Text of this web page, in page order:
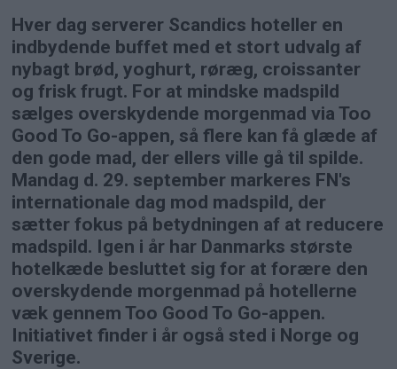
Hver dag serverer Scandics hoteller en
indbydende buffet med et stort udvalg af
nybagt brød, yoghurt, røræg, croissanter
og frisk frugt. For at mindske madspild
sælges overskydende morgenmad via Too
Good To Go-appen, så flere kan få glæde af
den gode mad, der ellers ville gå til spilde.
Mandag d. 29. september markeres FN's
internationale dag mod madspild, der
sætter fokus på betydningen af at reducere
madspild. Igen i år har Danmarks største
hotelkæde besluttet sig for at forære den
overskydende morgenmad på hotellerne
væk gennem Too Good To Go-appen.
Initiativet finder i år også sted i Norge og
Sverige.